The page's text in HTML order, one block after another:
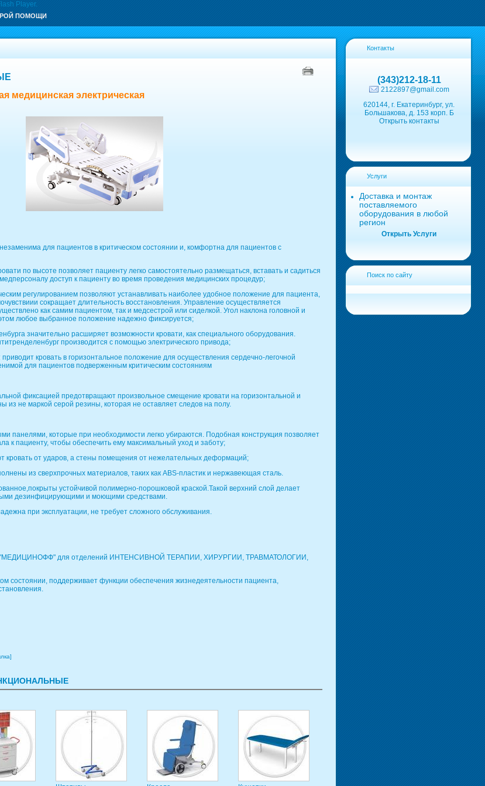
Player.
ПОМОЩИ
медицинская электрическая
для пациентов в критическом состоянии и, комфортна для пациентов с
по высоте позволяет пациенту легко самостоятельно размещаться, вставать и садиться
доступ к пациенту во время проведения медицинских процедур;
регулированием позволяют устанавливать наиболее удобное положение для пациента,
сокращает длительность восстановления. Управление осуществляется
как самим пациентом, так и медсестрой или сиделкой. Угол наклона головной и
любое выбранное положение надежно фиксируется;
значительно расширяет возможности кровати, как специального оборудования.
производится с помощью электрического привода;
кровать в горизонтальное положение для осуществления сердечно-легочной
для пациентов подверженным критическим состояниям
фиксацией предотвращают произвольное смещение кровати на горизонтальной и
из не маркой серой резины, которая не оставляет следов на полу.
панелями, которые при необходимости легко убираются. Подобная конструкция позволяет
к пациенту, чтобы обеспечить ему максимальный уход и заботу;
кровать от ударов, а стены помещения от нежелательных деформаций;
из сверхпрочных материалов, таких как ABS-пластик и нержавеющая сталь.
устойчивой полимерно-порошковой краской.Такой верхний слой делает
дезинфицирующими и моющими средствами.
при эксплуатации, не требует сложного обслуживания.
"МЕДИЦИНОФФ" для отделений ИНТЕНСИВНОЙ ТЕРАПИИ, ХИРУРГИИ, ТРАВМАТОЛОГИИ,
состоянии, поддерживает функции обеспечения жизнедеятельности пациента,
Контакты
(343)212-18-11
2122897@gmail.com
620144, г. Екатеринбург, ул.
Большакова, д. 153 корп. Б
Открыть контакты
Услуги
Доставка и монтаж
поставляемого
оборудования в любой
регион
Открыть Услуги
Поиск по сайту